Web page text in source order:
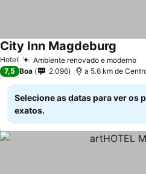
Hotel Ambiente renovado e moderno
City Inn Magdeburg
7,5 Boa 2.096 a 5.6 km de
Selecione as datas para ver os
exatos.